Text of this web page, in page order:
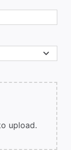
upload.